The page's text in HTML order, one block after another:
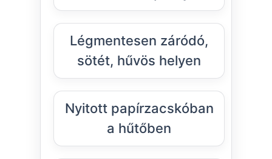
Légmentesen záródó,
sötét, hűvös helyen
Nyitott papírzacskóban
a hűtőben